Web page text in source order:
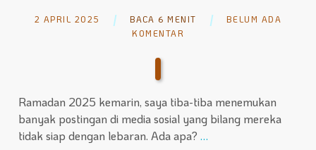
2 APRIL 2025 BACA 6 MENIT
BELUM ADA
KOMENTAR
Ramadan 2025 kemarin, saya tiba-tiba menemukan
banyak postingan di media sosial yang bilang mereka
tidak siap dengan lebaran. Ada apa? …